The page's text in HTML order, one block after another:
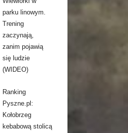
parku linowym.
Trening
zaczynają,
zanim pojawią
się ludzie
(WIDEO)
Ranking
Pyszne.pl:
Kołobrzeg
kebabową stolicą